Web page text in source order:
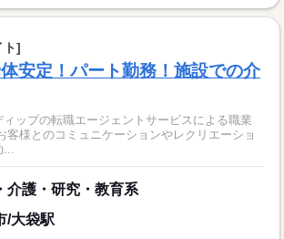
ト]
安定！パート勤務！施設での介
ップの転職エージェントサービスによる職業
客様とのコミュニケーションやレクリエーショ
...
介護・研究・教育系
/大袋駅